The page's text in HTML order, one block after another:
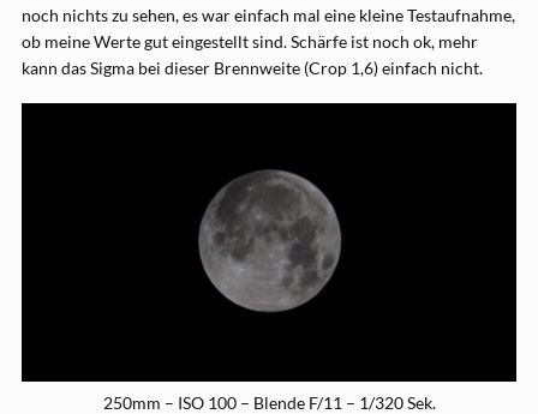
noch nichts zu sehen, es war einfach mal eine kleine Testaufnahme,
ob meine Werte gut eingestellt sind. Schärfe ist noch ok, mehr
kann das Sigma bei dieser Brennweite (Crop 1,6) einfach nicht.
250mm – ISO 100 – Blende F/11 – 1/320 Sek.